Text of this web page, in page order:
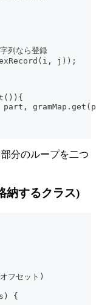
列なら登録
j));
分のループを二つ
納するクラス)
フセット)
{